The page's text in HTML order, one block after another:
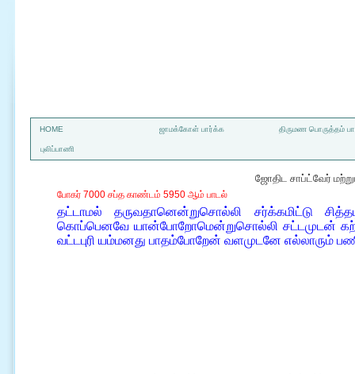
HOME ஜாமக்கோள் பார்க்க திருமண பொருத்தம்
புலிப்பாணி
ஜோதிட சாப்ட்வேர்
போகர் 7000 சப்த காண்டம் 5950 ஆம் பாடல்
தட்டாமல் தருவதானென்றுசொல்லி சர்க்கமிட்டு
கொப்பெனவே யான்போறோமென்றுசொல்லி சட்டமுடன்
வட்டபுரி யம்மனது பாதம்போறேன் வளமுடனே எல்லாரும்